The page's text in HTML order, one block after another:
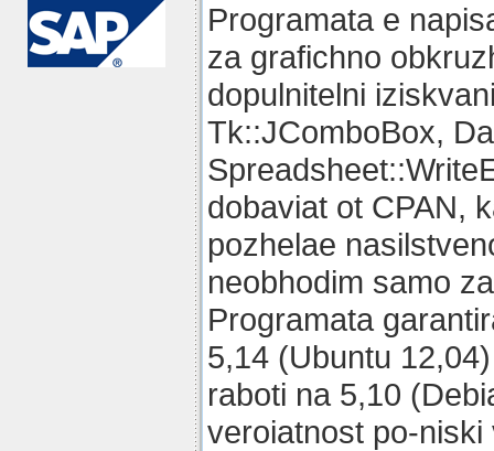
Programata e
za grafichno
dopulnitelni
Tk::JComboBox,
dobaviat ot CPAN,
pozhelae
neobhodim samo
Programata
5,14 (Ubuntu
raboti na 5,10
veroiatnost po-niski